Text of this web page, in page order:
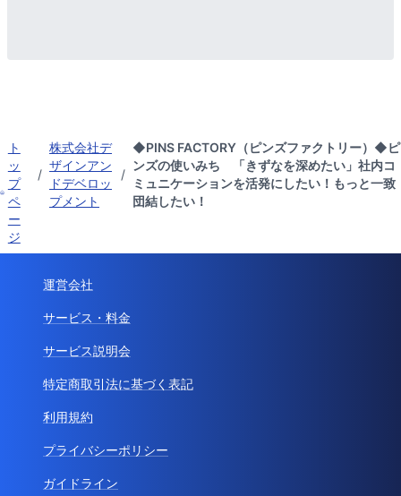
ト
ッ
プ
ペ
ー
ジ
/
株式会社デ
ザインアン
ドデベロッ
プメント
/
◆PINS FACTORY（ピンズファクトリー）◆ピ
ンズの使いみち 「きずなを深めたい」社内コ
ミュニケーションを活発にしたい！もっと一致
団結したい！
運営会社
サービス・料金
サービス説明会
特定商取引法に基づく表記
利用規約
プライバシーポリシー
ガイドライン